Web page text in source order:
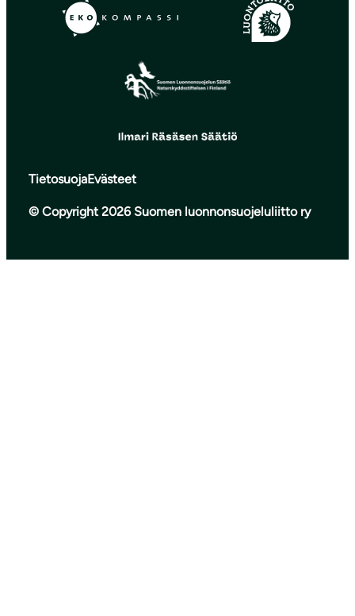
TietosuojaEvästeet
© Copyright 2026 Suomen luonnonsuojeluliitto ry